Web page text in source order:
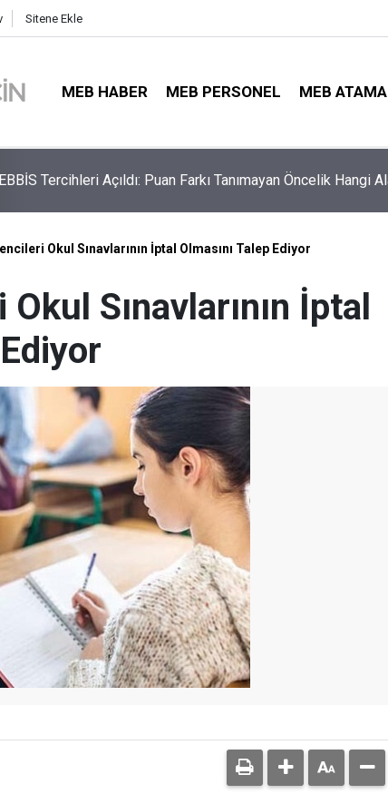
Sitene Ekle
MEB HABER MEB PERSONEL MEB ATAMA
Müjdeli Haber: Bu 12 İlde Norm Kadro Tıkanıklığı
Okul Sınavlarının İptal Olmasını Talep Ediyor
Sınavlarının İptal